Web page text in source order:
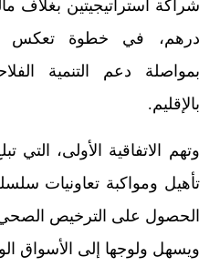
درهم، في خطوة تعكس
بمواصلة دعم التنمية
بالإقليم.
تأهيل ومواكبة تعاونيات
الحصول على الترخيص
ويسهل ولوجها إلى الأسواق